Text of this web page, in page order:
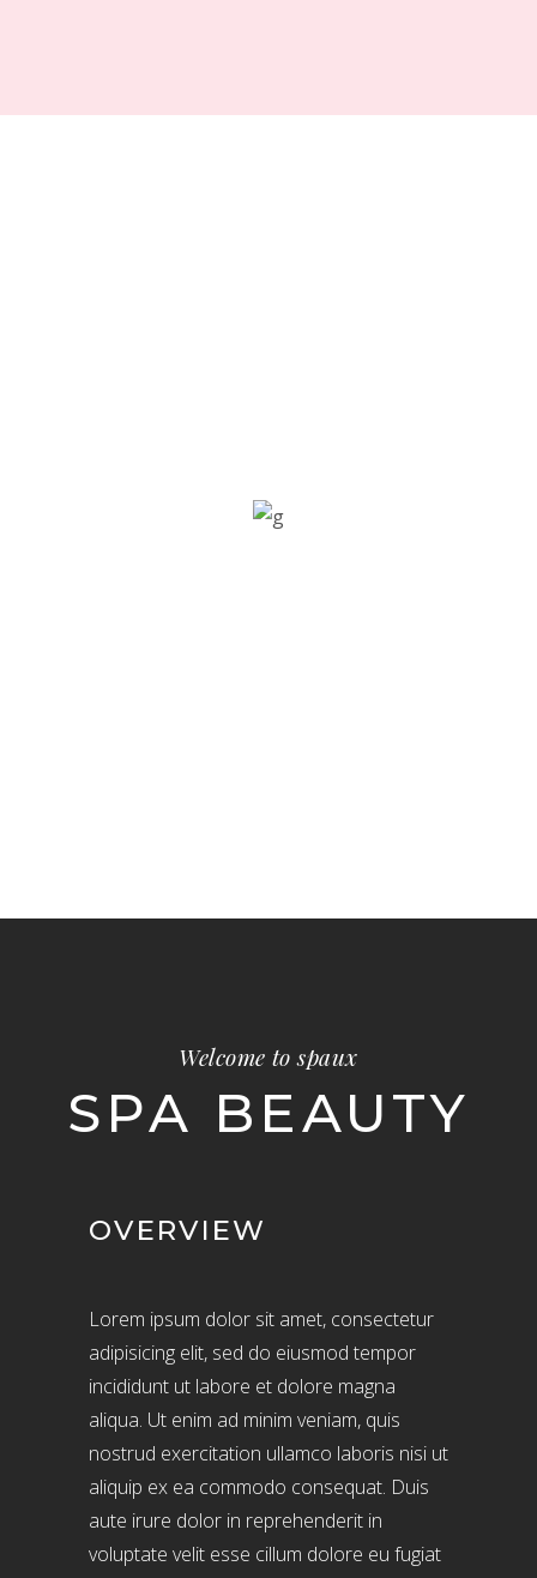
Welcome to spaux
SPA BEAUTY
OVERVIEW
Lorem ipsum dolor sit amet, consectetur
adipisicing elit, sed do eiusmod tempor
incididunt ut labore et dolore magna
aliqua. Ut enim ad minim veniam, quis
nostrud exercitation ullamco laboris nisi ut
aliquip ex ea commodo consequat. Duis
aute irure dolor in reprehenderit in
voluptate velit esse cillum dolore eu fugiat